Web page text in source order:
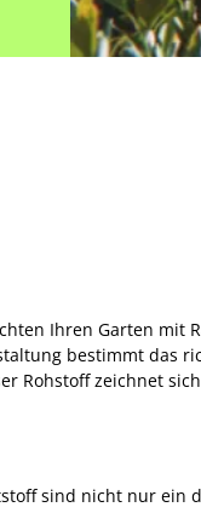
Ihren Garten mit
bestimmt das
Rohstoff zeichnet
sind nicht nur ein